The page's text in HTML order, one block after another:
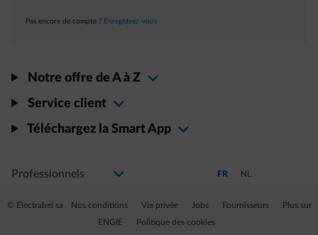
Pas encore de compte ? Enregistrez-vous
Notre offre de A à Z
Service client
Téléchargez la Smart App
Sélectionnez votre profil
La modification de la sélection permettra d'accéder à une nouvelle page
© Electrabel sa Nos conditions Vie privée Jobs Fournisseurs
Plus sur
ENGIE
Politique des cookies
Passer en Français
FR Passer en
NL